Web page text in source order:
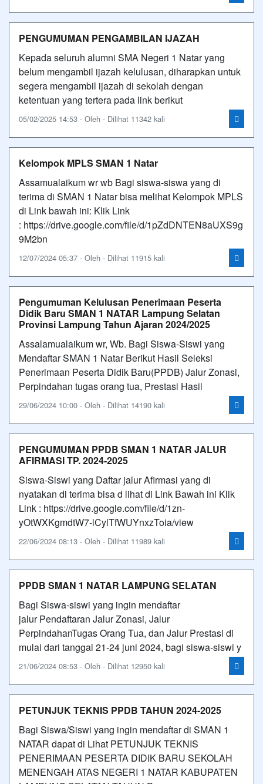
PENGUMUMAN PENGAMBILAN IJAZAH
Kepada seluruh alumni SMA Negeri 1 Natar yang
belum mengambil ijazah kelulusan, diharapkan untuk
segera mengambil ijazah di sekolah dengan
ketentuan yang tertera pada link berikut
05/02/2025 14:53 - Oleh - Dilihat 11342 kali
Kelompok MPLS SMAN 1 Natar
Assamualaikum wr wb Bagi siswa-siswa yang di
terima di SMAN 1 Natar bisa melihat Kelompok MPLS
di Link bawah ini: Klik Link
: https://drive.google.com/file/d/1pZdDNTEN8aUXS9g
9M2bn
12/07/2024 05:37 - Oleh - Dilihat 11915 kali
Pengumuman Kelulusan Penerimaan Peserta
Didik Baru SMAN 1 NATAR Lampung Selatan
Provinsi Lampung Tahun Ajaran 2024/2025
Assalamualaikum wr, Wb. Bagi Siswa-Siswi yang
Mendaftar SMAN 1 Natar Berikut Hasil Seleksi
Penerimaan Peserta Didik Baru(PPDB) Jalur Zonasi,
Perpindahan tugas orang tua, Prestasi Hasil
29/06/2024 10:00 - Oleh - Dilihat 14190 kali
PENGUMUMAN PPDB SMAN 1 NATAR JALUR
AFIRMASI TP. 2024-2025
Siswa-Siswi yang Daftar jalur Afirmasi yang di
nyatakan di terima bisa d lihat di Link Bawah ini Klik
Link : https://drive.google.com/file/d/1zn-
yOtWXKgmdtW7-lCylTfWUYnxzToia/view
22/06/2024 08:13 - Oleh - Dilihat 11989 kali
PPDB SMAN 1 NATAR LAMPUNG SELATAN
Bagi Siswa-siswi yang ingin mendaftar
jalur Pendaftaran Jalur Zonasi, Jalur
PerpindahanTugas Orang Tua, dan Jalur Prestasi di
mulai dari tanggal 21-24 juni 2024, bagi siswa-siswi y
21/06/2024 08:53 - Oleh - Dilihat 12950 kali
PETUNJUK TEKNIS PPDB TAHUN 2024-2025
Bagi Siswa/Siswi yang ingin mendaftar di SMAN 1
NATAR dapat di Lihat PETUNJUK TEKNIS
PENERIMAAN PESERTA DIDIK BARU SEKOLAH
MENENGAH ATAS NEGERI 1 NATAR KABUPATEN